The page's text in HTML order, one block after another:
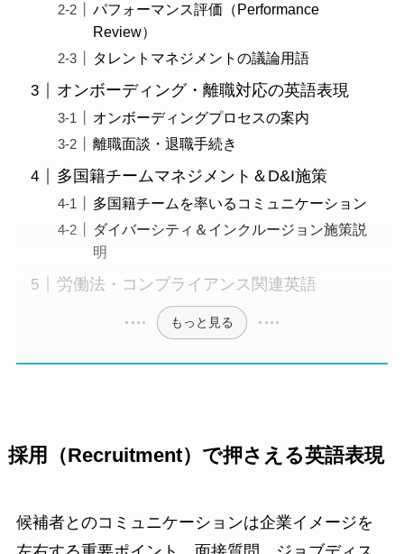
パフォーマンス評価（Performance
Review）
タレントマネジメントの議論用語
オンボーディング・離職対応の英語表現
オンボーディングプロセスの案内
離職面談・退職手続き
多国籍チームマネジメント＆D&I施策
多国籍チームを率いるコミュニケーション
ダイバーシティ＆インクルージョン施策説
明
労働法・コンプライアンス関連英語
もっと見る
採用（Recruitment）で押さえる英語表現
候補者とのコミュニケーションは企業イメージを